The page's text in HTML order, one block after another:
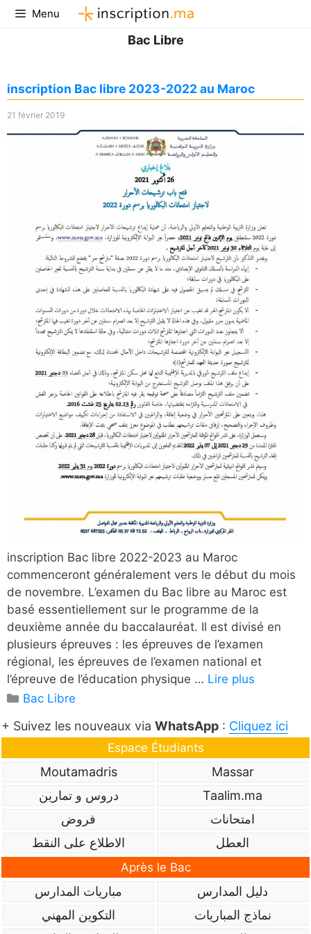
Aller
au
Menu
Bac Libre
inscription Bac libre 2023-2022 au Maroc
21 février 2019
inscription Bac libre 2022-2023 au Maroc
commenceront généralement vers le début du mois
de novembre. L’examen du Bac libre au Maroc est
basé essentiellement sur le programme de la
deuxième année du baccalauréat. Il est divisé en
plusieurs épreuves : les épreuves de l’examen
régional, les épreuves de l’examen national et
l’épreuve de l’éducation physique … Lire plus
Catégories
Bac Libre
+ Suivez les nouveaux via WhatsApp : Cliquez ici
Espace Étudiants
Massar
Moutamadris
Taalim.ma
دروس و تمارين
امتحانات
فروض
العطل
الاطلاع على النقط
Après le Bac
دليل المدارس
مباريات المدارس
نماذج المباريات
التكوين المهني